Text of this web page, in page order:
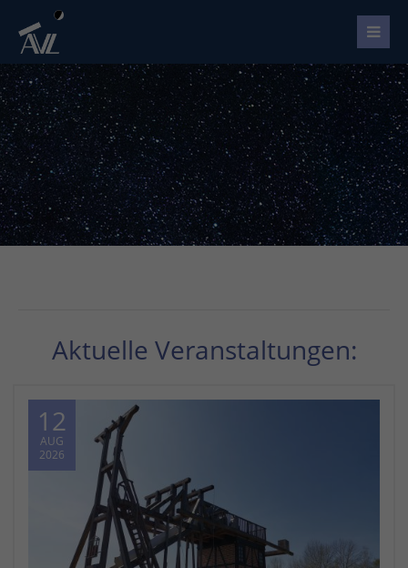
Aktuelle Veranstaltungen:
12
AUG
2026